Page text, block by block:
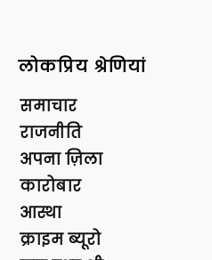
लोकप्रिय श्रेणियां
समाचार
राजनीति
अपना ज़िला
कारोबार
आस्था
क्राइम ब्यूरो